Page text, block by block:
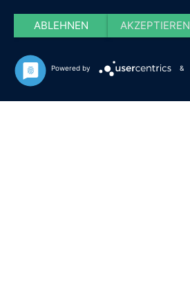
ABLEHNEN AKZEPTIEREN
Powered by &